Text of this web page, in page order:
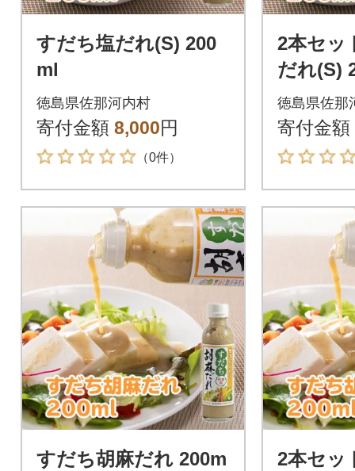
すだち塩だれ(S) 200
ml
徳島県佐那河内村
寄付金額 8,000円
（0件）
2本セ
だれ(S)
徳島県佐那
寄付金額
すだち胡麻だれ 200m
2本セ